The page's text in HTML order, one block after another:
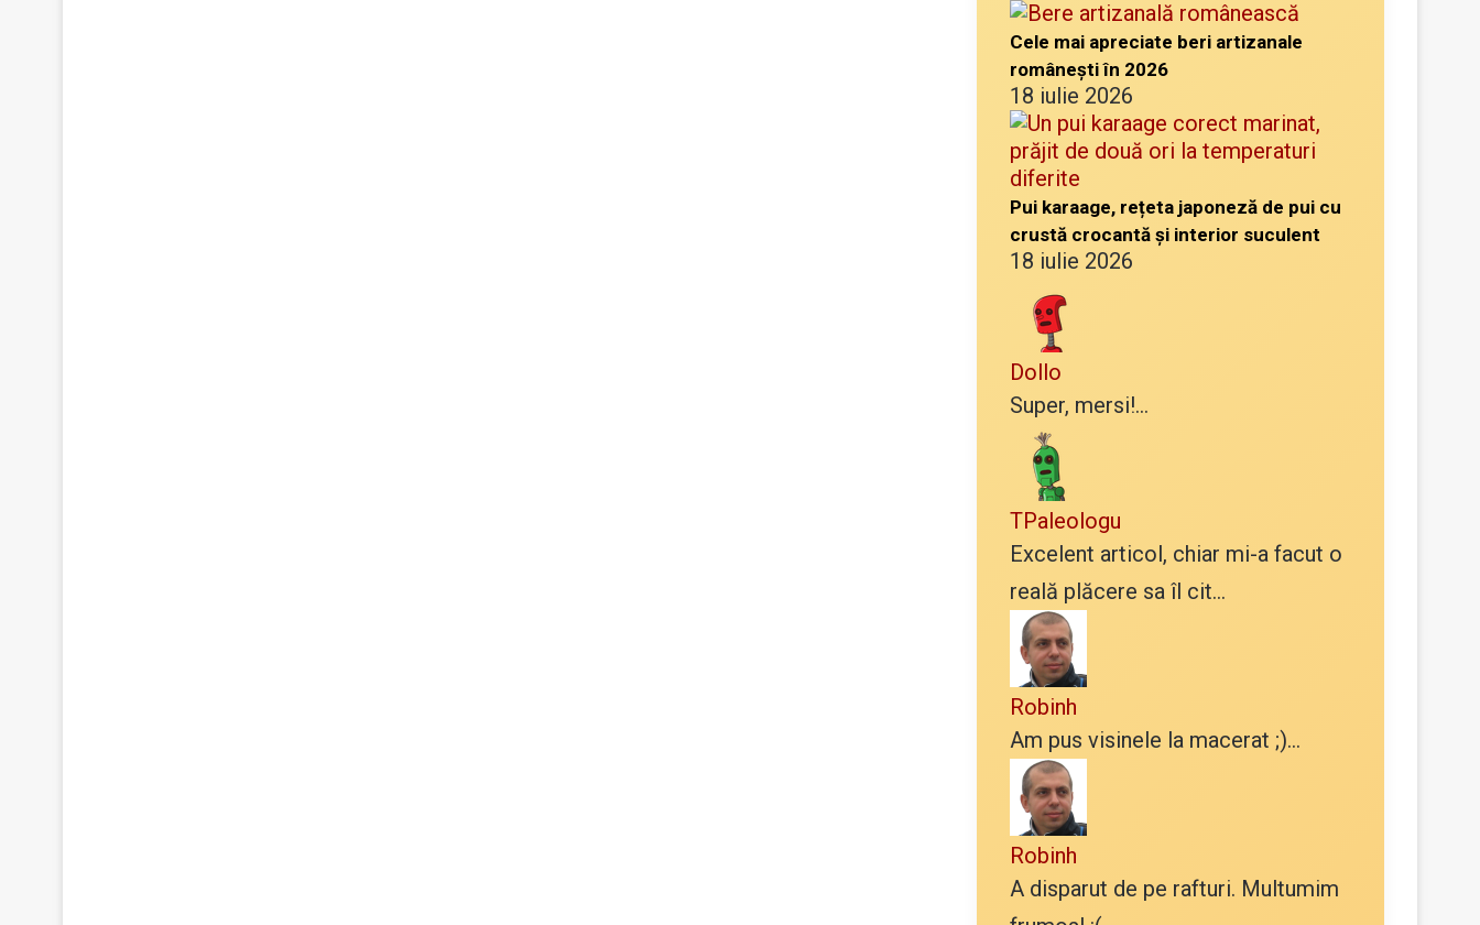
Cele mai apreciate beri artizanale
românești în 2026
18 iulie 2026
Pui karaage, rețeta japoneză de pui cu
crustă crocantă și interior suculent
18 iulie 2026
Dollo
Super, mersi!...
TPaleologu
Excelent articol, chiar mi-a facut o
reală plăcere sa îl cit...
Robinh
Am pus visinele la macerat ;)...
Robinh
A disparut de pe rafturi. Multumim